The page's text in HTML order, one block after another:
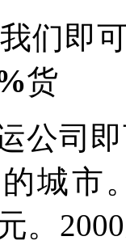
我们即
货
公司
城市
。